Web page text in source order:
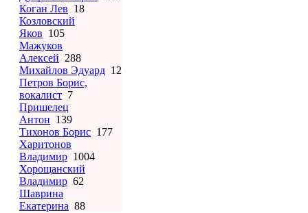
Коган Лев 18
Козловский
Яков 105
Мажуков
Алексей 288
Михайлов Эдуард 12
Петров Борис,
вокалист 7
Пришелец
Антон 139
Тихонов Борис 177
Харитонов
Владимир 1004
Хорощанский
Владимир 62
Шаврина
Екатерина 88